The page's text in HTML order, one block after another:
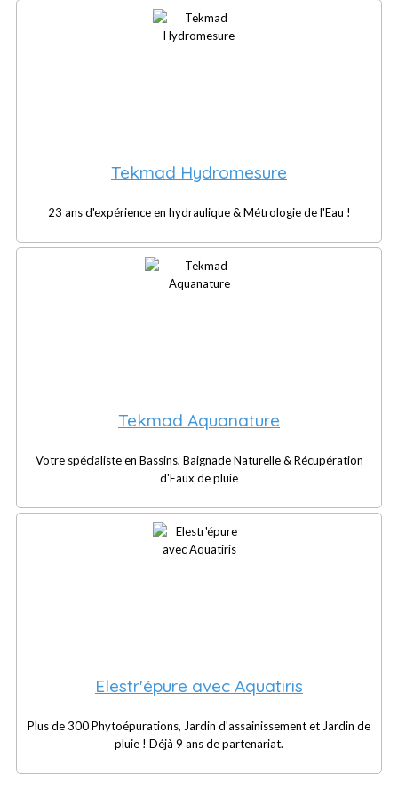
Tekmad Hydromesure
23 ans d'expérience en hydraulique & Métrologie de l'Eau !
Tekmad Aquanature
Votre spécialiste en Bassins, Baignade Naturelle & Récupération
d'Eaux de pluie
Elestr'épure avec Aquatiris
Plus de 300 Phytoépurations, Jardin d'assainissement et Jardin de
pluie ! Déjà 9 ans de partenariat.